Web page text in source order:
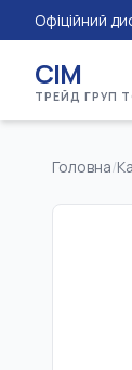
Офіційний
СІМ
ТРЕЙД ГРУП
Головна/